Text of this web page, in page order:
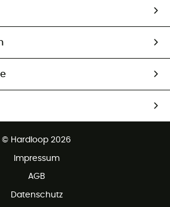
Produkten
© Hardloop 2026
Impressum
AGB
Datenschutz